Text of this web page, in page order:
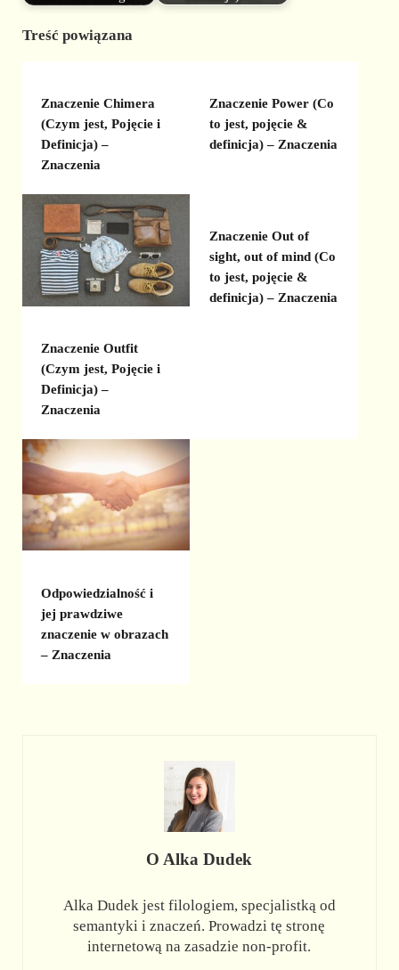
Treść powiązana
Znaczenie Chimera
(Czym jest, Pojęcie i
Definicja) –
Znaczenia
Znaczenie Power (Co
to jest, pojęcie &
definicja) – Znaczenia
Znaczenie Outfit
(Czym jest, Pojęcie i
Definicja) –
Znaczenia
Znaczenie Out of
sight, out of mind (Co
to jest, pojęcie &
definicja) – Znaczenia
Odpowiedzialność i
jej prawdziwe
znaczenie w obrazach
– Znaczenia
O Alka Dudek
Alka Dudek jest filologiem, specjalistką od
semantyki i znaczeń. Prowadzi tę stronę
internetową na zasadzie non-profit.